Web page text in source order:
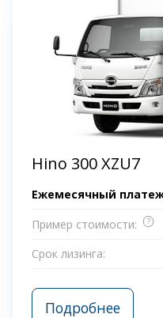
Hino 300 XZU7
Ежемесячный
Пример стоимости:
?
Срок лизинга:
Подробнее